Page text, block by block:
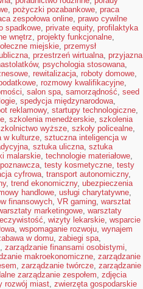
, pożyczki pozabankowe, praca
zespołowa online, prawo cywilne
spadkowe, private equity, profilaktyka
wnętrz, projekty funkcjonalne,
miejskie, przemysł
, przestrzeń wirtualna, przyjazna
, psychologia stosowana,
, rewitalizacja, roboty domowe,
, rozmowy kwalifikacyjne,
, salon spa, samorządność, seed
, spedycja międzynarodowa,
reklamowy, startupy technologiczne,
, szkolenia menedżerskie, szkolenia
wyższe, szkoły policealne,
w kulturze, sztuczna inteligencja w
, sztuka uliczna, sztuka
malarskie, technologie materiałowe,
, testy kosmetyczne, testy
cyfrowa, transport autonomiczny,
, trend ekonomiczny, ubezpieczenia
handlowe, usługi charytatywne,
finansowych, VR gaming, warsztat
marketingowe, warsztaty
, wizyty lekarskie, wsparcie
, wspomaganie rozwoju, wynajem
w domu, zabiegi spa,
, zarządzanie finansami osobistymi,
makroekonomiczne, zarządzanie
, zarządzanie twórcze, zarządzanie
zarządzanie zespołem, zdjęcia
rozwój miast, zwierzęta gospodarskie